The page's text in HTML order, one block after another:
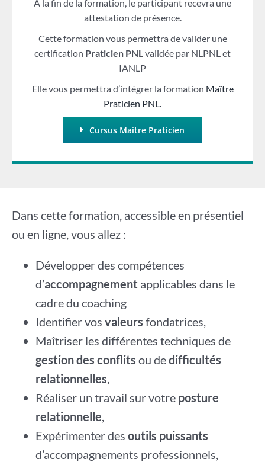
A la fin de la formation, le participant recevra une
attestation de présence.
Cette formation vous permettra de valider une
certification Praticien PNL validée par NLPNL et
IANLP
Elle vous permettra d’intégrer la formation Maître
Praticien PNL.
Cursus Maitre Praticien
Dans cette formation, accessible en présentiel
ou en ligne, vous allez :
Développer des compétences
d’accompagnement applicables dans le
cadre du coaching
Identifier vos valeurs fondatrices,
Maîtriser les différentes techniques de
gestion des conflits ou dedifficultés
relationnelles
Réaliser un travail sur votre posture
relationnelle
Expérimenter des outils puissants
d’accompagnements professionnels,